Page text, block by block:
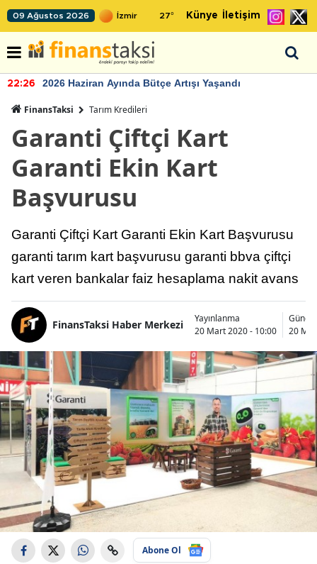
09 Ağustos 2026 27° Künye İletişim
22:26 2026 Haziran Ayında Bütçe Artışı Yaşandı
FinansTaksi Tarım Kredileri
Garanti Çiftçi Kart
Garanti Ekin Kart
Başvurusu
Garanti Çiftçi Kart Garanti Ekin Kart Başvurusu
garanti tarım kart başvurusu garanti bbva çiftçi
kart veren bankalar faiz hesaplama nakit avans
FinansTaksi Haber Merkezi
Yayınlanma
20 Mart 2020 - 10:00
20
Abone Ol